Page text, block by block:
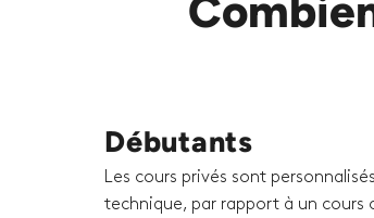
Débutants
Les cours privés sont
technique, par rapport à un cours